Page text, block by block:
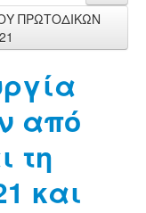
ΠΡΩΤΟΔΙΚΩΝ
από
τη
και